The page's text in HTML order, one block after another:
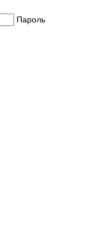
Пароль